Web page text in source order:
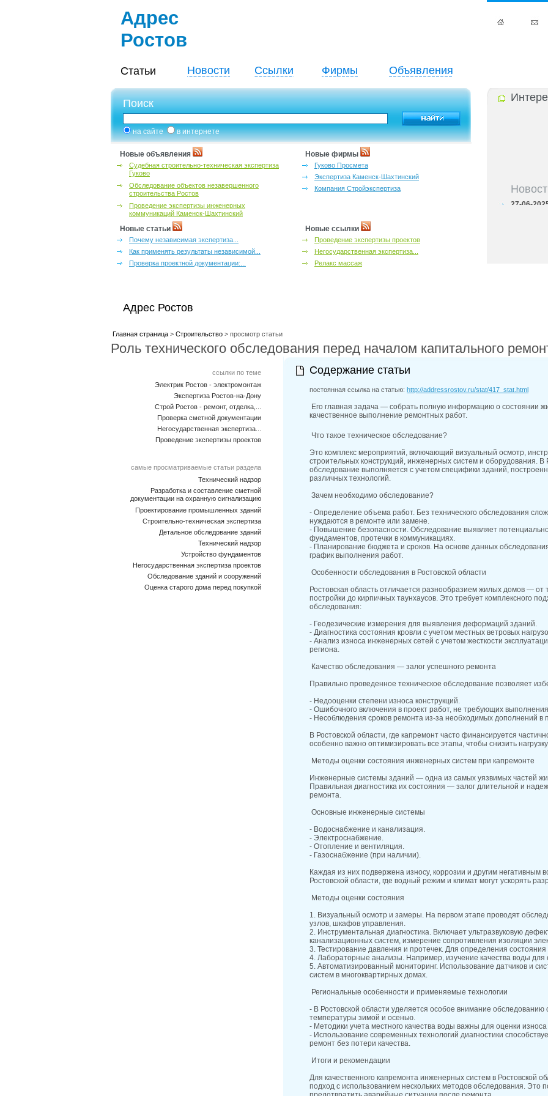
Адрес
Ростов
Статьи Новости Ссылки Фирмы Объявления
Поиск
на сайте в интернете
Новые объявления
Судебная строительно-техническая экспертиза
Гуково
Обследование объектов незавершенного
строительства Ростов
Проведение экспертизы инженерных
коммуникаций Каменск-Шахтинский
Новые фирмы
Гуково Просмета
Экспертиза Каменск-Шахтинский
Компания Стройэкспертиза
Новые статьи
Почему независимая экспертиза...
Как применять результаты независимой...
Проверка проектной документации:...
Новые ссылки
Проведение экспертизы проектов
Негосударственная экспертиза...
Релакс массаж
27-06-
выявлено
Адрес Ростов
Главная страница > Строительство > просмотр статьи
Роль технического обследования перед началом капитального
ссылки по теме
Электрик Ростов - электромонтаж
Экспертиза Ростов-на-Дону
Строй Ростов - ремонт, отделка,...
Проверка сметной документации
Негосударственная экспертиза...
Проведение экспертизы проектов
самые просматриваемые статьи раздела
Технический надзор
Разработка и составление сметной
документации на охранную сигнализацию
Проектирование промышленных зданий
Строительно-техническая экспертиза
Детальное обследование зданий
Технический надзор
Устройство фундаментов
Негосударственная экспертиза проектов
Обследование зданий и сооружений
Оценка старого дома перед покупкой
Содержание статьи
постоянная ссылка на статью:http://addressrostov.ru/stat/417_stat.html
Его главная задача — собрать полную информацию о состоянии
качественное выполнение ремонтных работ.
Что такое техническое обследование?
Это комплекс мероприятий, включающий визуальный осмотр,
строительных конструкций, инженерных систем и оборудования. В
обследование выполняется с учетом специфики зданий,
различных технологий.
Зачем необходимо обследование?
- Определение объема работ. Без технического обследования
нуждаются в ремонте или замене.
- Повышение безопасности. Обследование выявляет
фундаментов, протечки в коммуникациях.
- Планирование бюджета и сроков. На основе данных
график выполнения работ.
Особенности обследования в Ростовской области
Ростовская область отличается разнообразием жилых домов — от
постройки до кирпичных таунхаусов. Это требует комплексного
обследования:
- Геодезические измерения для выявления деформаций зданий.
- Диагностика состояния кровли с учетом местных ветровых
- Анализ износа инженерных сетей с учетом жесткости
региона.
Качество обследования — залог успешного ремонта
Правильно проведенное техническое обследование позволяет
- Недооценки степени износа конструкций.
- Ошибочного включения в проект работ, не требующих
- Несоблюдения сроков ремонта из-за необходимых дополнений в
В Ростовской области, где капремонт часто финансируется
особенно важно оптимизировать все этапы, чтобы снизить
Методы оценки состояния инженерных систем при капремонте
Инженерные системы зданий — одна из самых уязвимых частей
Правильная диагностика их состояния — залог длительной и
ремонта.
Основные инженерные системы
- Водоснабжение и канализация.
- Электроснабжение.
- Отопление и вентиляция.
- Газоснабжение (при наличии).
Каждая из них подвержена износу, коррозии и другим негативным
Ростовской области, где водный режим и климат могут ускорять
Методы оценки состояния
1. Визуальный осмотр и замеры. На первом этапе проводят
узлов, шкафов управления.
2. Инструментальная диагностика. Включает ультразвуковую
канализационных систем, измерение сопротивления изоляции
3. Тестирование давления и протечек. Для определения
4. Лабораторные анализы. Например, изучение качества воды для
5. Автоматизированный мониторинг. Использование датчиков и
систем в многоквартирных домах.
Региональные особенности и применяемые технологии
- В Ростовской области уделяется особое внимание
температуры зимой и осенью.
- Методики учета местного качества воды важны для оценки
- Использование современных технологий диагностики
ремонт без потери качества.
Итоги и рекомендации
Для качественного капремонта инженерных систем в Ростовской
подход с использованием нескольких методов обследования. Это